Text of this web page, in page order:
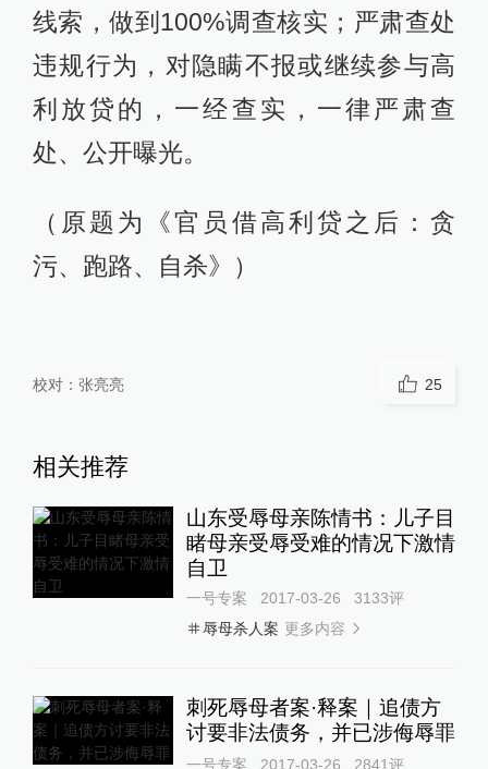
线索，做到100%调查核实；严肃查处
违规行为，对隐瞒不报或继续参与高
利放贷的，一经查实，一律严肃查
处、公开曝光。
（原题为《官员借高利贷之后：贪
污、跑路、自杀》）
校对： 张亮亮 25
相关推荐
山东受辱母亲陈情书：儿子目
睹母亲受辱受难的情况下激情
自卫
一号专案 2017-03-26 3133评
辱母杀人案 更多内容
刺死辱母者案·释案｜追债方
讨要非法债务，并已涉侮辱罪
一号专案 2017-03-26 2841评